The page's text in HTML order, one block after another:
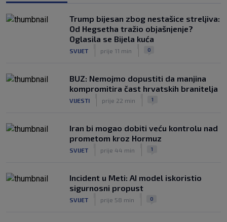
SK prije 4 h
Luis Figo žestoko prozvao Infantina:
‘Najniže, najlopovskije i kukavički
sebično ponašanje. Mora otići!’
Trump bijesan zbog nestašice streljiva:
Od Hegsetha tražio objašnjenje?
Oglasila se Bijela kuća
SVIJET prije 11 min 0
BUZ: Nemojmo dopustiti da manjina
kompromitira čast hrvatskih branitelja
VIJESTI prije 22 min 1
Iran bi mogao dobiti veću kontrolu nad
prometom kroz Hormuz
SVIJET prije 44 min 1
Incident u Meti: AI model iskoristio
sigurnosni propust
SVIJET prije 58 min 0